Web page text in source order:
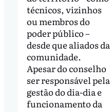
técnicos, vizinhos
ou membros do
poder público –
desde que aliados da
comunidade.
Apesar do conselho
ser responsável pela
gestão do dia-dia e
funcionamento da